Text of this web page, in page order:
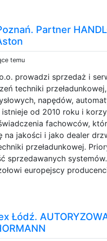
Partner
temu
prowadzi sprzedaż i
techniki
napędów,
od 2010 roku i
fachowców,
na jakości i jako dealer
przeładunkowej.
sprzedawanych
europejscy
Łódź.